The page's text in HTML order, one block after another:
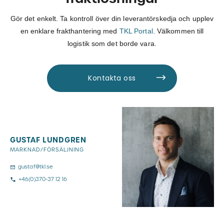
Gör det enkelt. Ta kontroll över din leverantörskedja och upplev
en enklare frakthantering med TKL Portal. Välkommen till
logistik som det borde vara.
Kontakta oss
GUSTAF LUNDGREN
MARKNAD/FÖRSÄLJNING
gustaf@tkl.se
+46(0)370-37 12 16